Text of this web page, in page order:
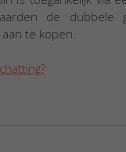
de dubbele
te kopen.